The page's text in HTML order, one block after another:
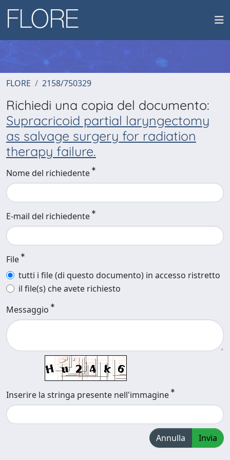
FLORE 2158/750329
Richiedi una copia del documento:
Supracricoid partial laryngectomy
as salvage surgery for radiation
therapy failure.
Nome del richiedente
E-mail del richiedente
File
tutti i file (di questo documento) in accesso ristretto
il file(s) che avete richiesto
Messaggio
Inserire la stringa presente nell'immagine
Annulla Invia